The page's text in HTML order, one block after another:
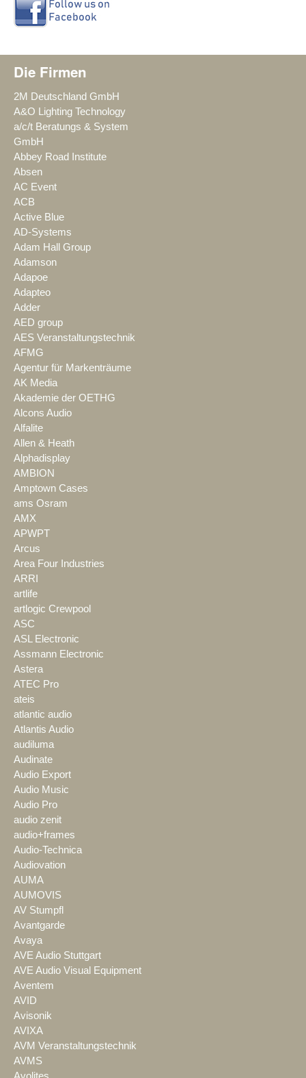
Die Firmen
2M Deutschland GmbH
A&O Lighting Technology
a/c/t Beratungs & System
GmbH
Abbey Road Institute
Absen
AC Event
ACB
Active Blue
AD-Systems
Adam Hall Group
Adamson
Adapoe
Adapteo
Adder
AED group
AES Veranstaltungstechnik
AFMG
Agentur für Markenträume
AK Media
Akademie der OETHG
Alcons Audio
Alfalite
Allen & Heath
Alphadisplay
AMBION
Amptown Cases
ams Osram
AMX
APWPT
Arcus
Area Four Industries
ARRI
artlife
artlogic Crewpool
ASC
ASL Electronic
Assmann Electronic
Astera
ATEC Pro
ateis
atlantic audio
Atlantis Audio
audiluma
Audinate
Audio Export
Audio Music
Audio Pro
audio zenit
audio+frames
Audio-Technica
Audiovation
AUMA
AUMOVIS
AV Stumpfl
Avantgarde
Avaya
AVE Audio Stuttgart
AVE Audio Visual Equipment
Aventem
AVID
Avisonik
AVIXA
AVM Veranstaltungstechnik
AVMS
Avolites